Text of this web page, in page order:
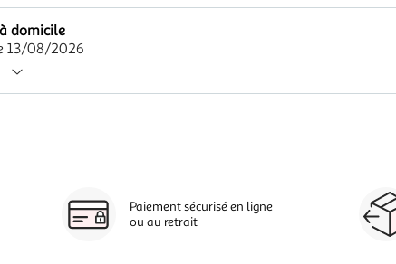
domicile
13/08/2026
Paiement sécurisé en ligne
ou au retrait